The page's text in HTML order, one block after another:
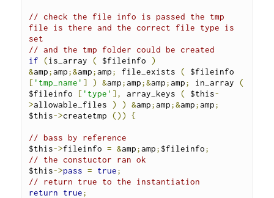
// check the file info is passed the tmp
file is there and the correct file type is
set
// and the tmp folder could be created
if
(is_array ( $fileinfo )
&amp;amp;&amp;amp; file_exists (
[ 'tmp_name' ] ) &amp;amp;&amp;amp; in_array (
$fileinfo [ 'type' ], array_keys ( $this-
>allowable_files ) ) &amp;amp;&amp;amp;
$this->createtmp ()) {
// bass by reference
$this->fileinfo = &amp;amp; $fileinfo;
// the constuctor ran ok
$this->pass = true;
// return true to the instantiation
return
true;